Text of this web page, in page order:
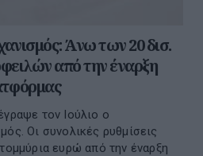
Άνω των 20 δισ.
από την έναρξη
τον Ιούλιο ο
Οι συνολικές ρυθμίσεις
ευρώ από την έναρξη